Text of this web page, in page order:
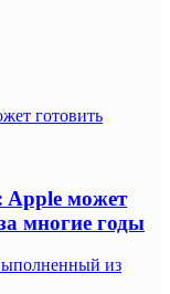
готовить
Apple может
многие годы
из